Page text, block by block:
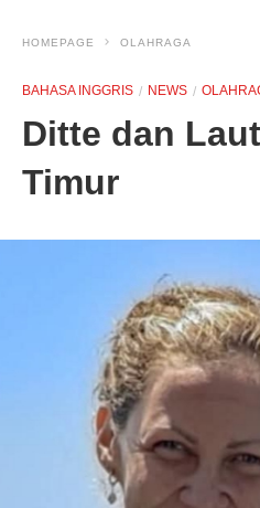
HOMEPAGE OLAHRAGA
BAHASA INGGRIS NEWS
Ditte dan
Timur